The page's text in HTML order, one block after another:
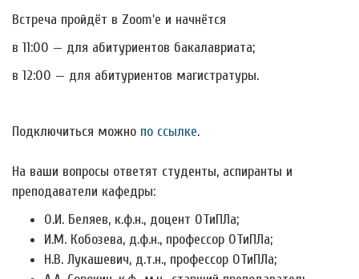
Встреча пройдёт в Zoom'е и начнётся
в 11:00 — для абитуриентов бакалавриата;
в 12:00 — для абитуриентов магистратуры.
Подключиться можно по ссылке.
На ваши вопросы ответят студенты, аспиранты и
преподаватели кафедры:
О.И. Беляев, к.ф.н., доцент ОТиПЛа;
И.М. Кобозева, д.ф.н., профессор ОТиПЛа;
Н.В. Лукашевич, д.т.н., профессор ОТиПЛа;